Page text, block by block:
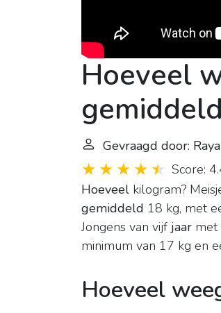
Hoeveel
Gevraagd door:
Score:
Hoeveel kilogram?
gemiddeld 18 kg, met
Jongens van vijf jaar met
minimum van 17 kg en
Hoeveel